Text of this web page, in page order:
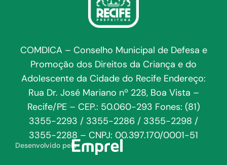
COMDICA – Conselho Municipal de Defesa e
Promoção dos Direitos da Criança e do
Adolescente da Cidade do Recife Endereço:
Rua Dr. José Mariano nº 228, Boa Vista –
Recife/PE – CEP.: 50.060-293 Fones: (81)
3355-2293 / 3355-2286 / 3355-2298 /
3355-2288 – CNPJ: 00.397.170/0001-51
Desenvolvido pela